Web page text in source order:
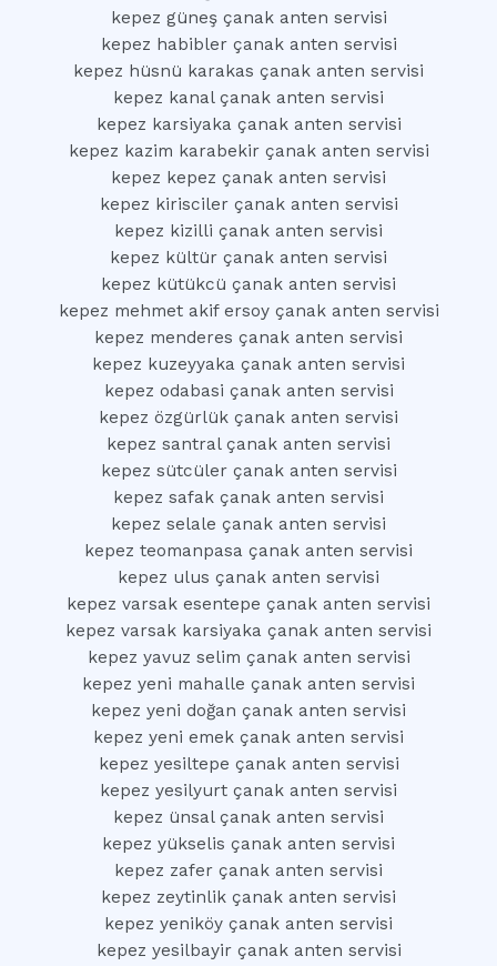
kepez güneş çanak anten servisi
kepez habibler çanak anten servisi
kepez hüsnü karakas çanak anten servisi
kepez kanal çanak anten servisi
kepez karsiyaka çanak anten servisi
kepez kazim karabekir çanak anten servisi
kepez kepez çanak anten servisi
kepez kirisciler çanak anten servisi
kepez kizilli çanak anten servisi
kepez kültür çanak anten servisi
kepez kütükcü çanak anten servisi
kepez mehmet akif ersoy çanak anten servisi
kepez menderes çanak anten servisi
kepez kuzeyyaka çanak anten servisi
kepez odabasi çanak anten servisi
kepez özgürlük çanak anten servisi
kepez santral çanak anten servisi
kepez sütcüler çanak anten servisi
kepez safak çanak anten servisi
kepez selale çanak anten servisi
kepez teomanpasa çanak anten servisi
kepez ulus çanak anten servisi
kepez varsak esentepe çanak anten servisi
kepez varsak karsiyaka çanak anten servisi
kepez yavuz selim çanak anten servisi
kepez yeni mahalle çanak anten servisi
kepez yeni doğan çanak anten servisi
kepez yeni emek çanak anten servisi
kepez yesiltepe çanak anten servisi
kepez yesilyurt çanak anten servisi
kepez ünsal çanak anten servisi
kepez yükselis çanak anten servisi
kepez zafer çanak anten servisi
kepez zeytinlik çanak anten servisi
kepez yeniköy çanak anten servisi
kepez yesilbayir çanak anten servisi